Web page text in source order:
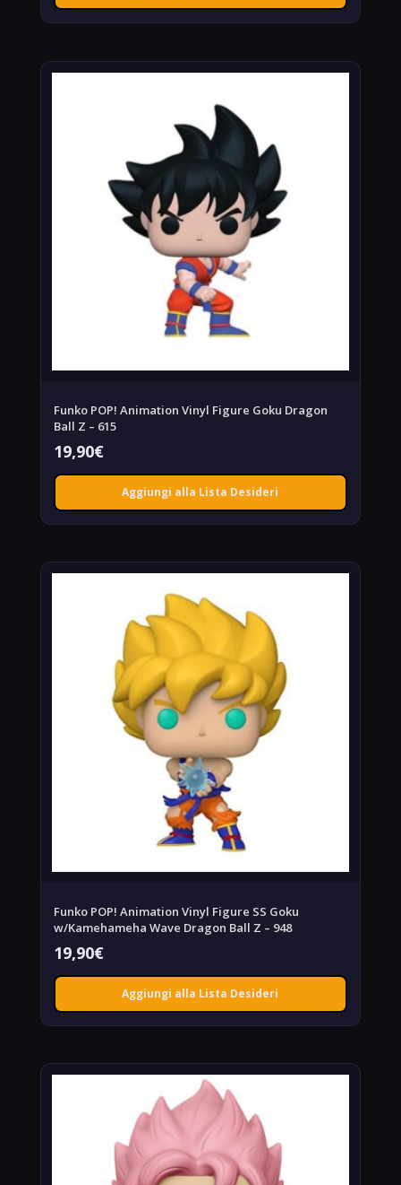
Funko POP! Animation Vinyl Figure Goku Dragon
Ball Z – 615
19,90€
Aggiungi alla Lista Desideri
Funko POP! Animation Vinyl Figure SS Goku
w/Kamehameha Wave Dragon Ball Z – 948
19,90€
Aggiungi alla Lista Desideri